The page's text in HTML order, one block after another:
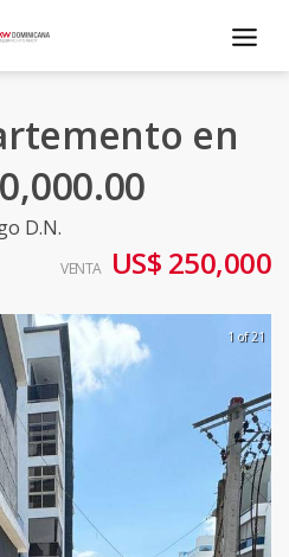
en
D.N.
VENTA US$ 250,000
1 of 21